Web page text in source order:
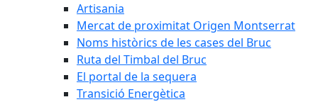
Artisania
Mercat de proximitat Origen Montserrat
Noms històrics de les cases del Bruc
Ruta del Timbal del Bruc
El portal de la sequera
Transició Energètica